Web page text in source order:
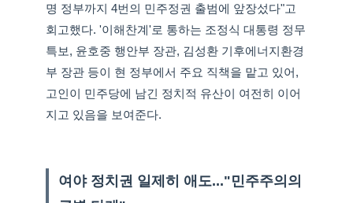
명 정부까지 4번의 민주정권 출범에 앞장섰다"고
회고했다. '이해찬계'로 통하는 조정식 대통령 정무
특보, 윤호중 행안부 장관, 김성환 기후에너지환경
부 장관 등이 현 정부에서 주요 직책을 맡고 있어,
고인이 민주당에 남긴 정치적 유산이 여전히 이어
지고 있음을 보여준다.
여야 정치권 일제히 애도..."민주주의의